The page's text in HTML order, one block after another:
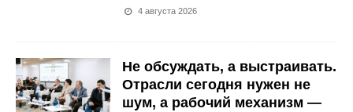
4 августа 2026
Не обсуждать, а выстраивать.
Отрасли сегодня нужен не
шум, а рабочий механизм —